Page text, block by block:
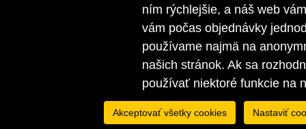
ním rýchlejšie, a náš web
vám počas objednávky
používame najmä na
našich stránok. Ak sa
používať niektoré funkcie na
Akceptovať všetky cookies Nastaviť